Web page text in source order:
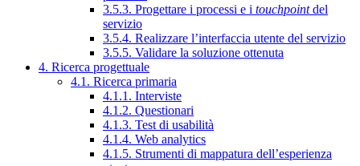
3.5.3. Progettare i processi e i touchpointdel
servizio
3.5.4. Realizzare l’interfaccia utente del servizio
3.5.5. Validare la soluzione ottenuta
4. Ricerca progettuale
4.1. Ricerca primaria
4.1.1. Interviste
4.1.2. Questionari
4.1.3. Test di usabilità
4.1.4. Web analytics
4.1.5. Strumenti di mappatura dell’esperienza